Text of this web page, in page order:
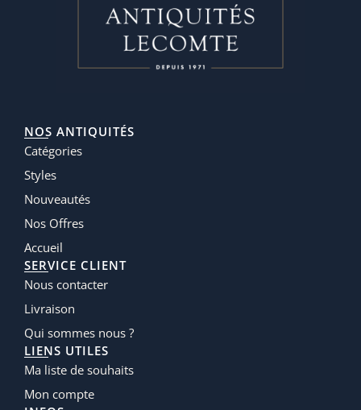
NOS ANTIQUITÉS
Catégories
Styles
Nouveautés
Nos Offres
Accueil
SERVICE CLIENT
Nous contacter
Livraison
Qui sommes nous ?
LIENS UTILES
Ma liste de souhaits
Mon compte